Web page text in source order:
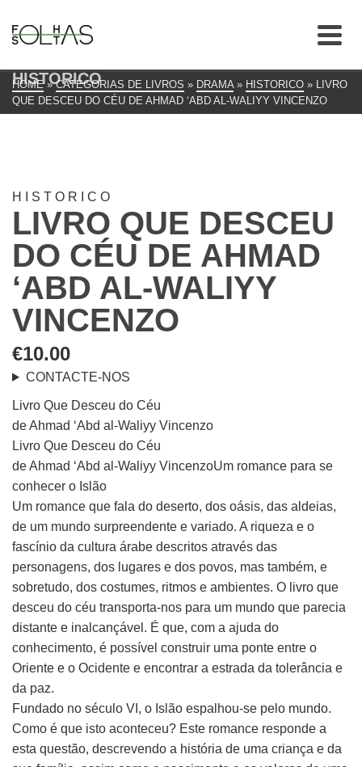
HISTORICO
HOME » CATEGORIAS DE LIVROS » DRAMA » HISTORICO » LIVRO
QUE DESCEU DO CÉU DE AHMAD ‘ABD AL-WALIYY VINCENZO
HISTORICO
LIVRO QUE DESCEU
DO CÉU DE AHMAD
‘ABD AL-WALIYY
VINCENZO
€10.00
CONTACTE-NOS
Livro Que Desceu do Céu
de Ahmad ‘Abd al-Waliyy Vincenzo
Livro Que Desceu do Céu
de Ahmad ‘Abd al-Waliyy VincenzoUm romance para se
conhecer o Islão
Um romance que fala do deserto, dos oásis, das aldeias,
de um mundo surpreendente e variado. A riqueza e o
fascínio da cultura árabe descritos através das
personagens, dos lugares e dos povos, mas também, e
sobretudo, dos costumes, ritmos e ambientes. O livro que
desceu do céu transporta-nos para um mundo que parecia
distante e inalcançável. É que, com a ajuda do
conhecimento, é possível construir uma ponte entre o
Oriente e o Ocidente e encontrar a estrada da tolerância e
da paz.
Fundado no século VI, o Islão espalhou-se pelo mundo.
Como é que isto aconteceu? Este romance responde a
esta questão, descrevendo a história de uma criança e da